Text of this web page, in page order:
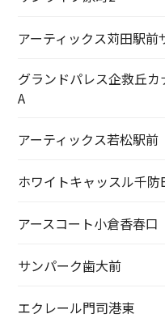
アーティックス苅田駅前
グランドパレス企救丘カ
A
アーティックス若松駅前
ホワイトキャッスル千防
アースコート小倉香春口
サンパーク歯大前
エクレール門司港東